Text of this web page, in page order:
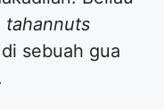
tahannuts
sebuah gua